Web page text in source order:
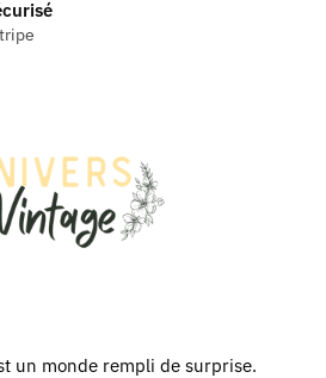
un monde rempli de surprise.